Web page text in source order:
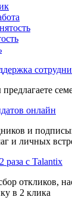
онлайн
и
и личных
раза с Talantix
откликов,
в 2 клика